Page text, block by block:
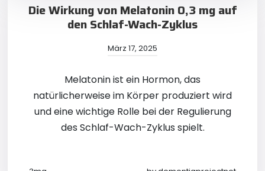
Die Wirkung von Melatonin 0,3 mg auf
den Schlaf-Wach-Zyklus
März 17, 2025
Melatonin ist ein Hormon, das
natürlicherweise im Körper produziert wird
und eine wichtige Rolle bei der Regulierung
des Schlaf-Wach-Zyklus spielt.